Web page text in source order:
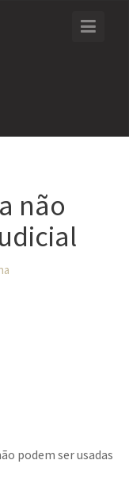
não
podem ser usadas